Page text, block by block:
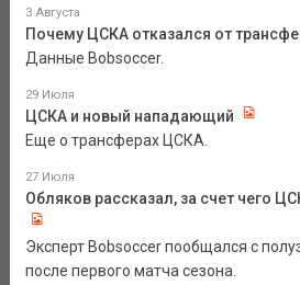
3 Августа
Почему ЦСКА отказался от
Данные Bobsoccer.
29 Июля
ЦСКА и новый нападающий
Еще о трансферах ЦСКА.
27 Июля
Обляков рассказал, за счет чего
Эксперт Bobsoccer пообщался с
после первого матча сезона.